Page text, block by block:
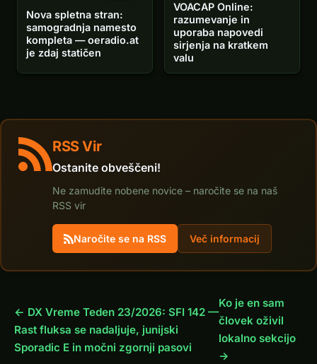
Nova spletna stran:
samogradnja namesto
kompleta — oeradio.at
je zdaj statičen
VOACAP Online:
razumevanje in
uporaba napovedi
sirjenja na kratkem
valu
RSS Vir
Ostanite obveščeni!
Ne zamudite nobene novice – naročite se na naš
RSS vir
Naročite se na RSS Več informacij
← DX Vreme Teden 23/2026: SFI 142 —
Rast fluksa se nadaljuje, junijski
Sporadic E in močni zgornji pasovi
Ko je en sam
človek oživil
lokalno sekcijo
→